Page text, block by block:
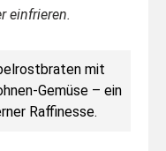
einfrieren.
mit
Gemüse – ein
Raffinesse.